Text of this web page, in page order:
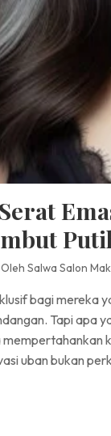
Oleh Salwa Salon
bagi mereka
Tapi apa
uban bukan